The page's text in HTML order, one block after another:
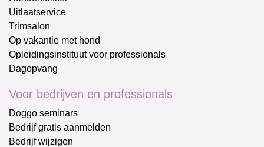
Uitlaatservice
Trimsalon
Op vakantie met hond
Opleidingsinstituut voor professionals
Dagopvang
Voor bedrijven en professionals
Doggo seminars
Bedrijf gratis aanmelden
Bedrijf wijzigen